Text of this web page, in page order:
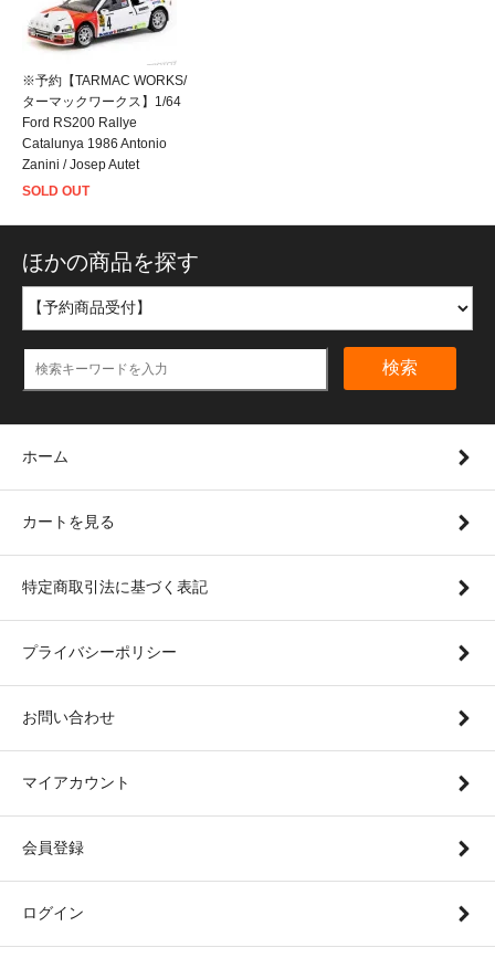
※予約【TARMAC WORKS/
ターマックワークス】1/64
Ford RS200 Rallye
Catalunya 1986 Antonio
Zanini / Josep Autet
SOLD OUT
ほかの商品を探す
検索
ホーム
カートを見る
特定商取引法に基づく表記
プライバシーポリシー
お問い合わせ
マイアカウント
会員登録
ログイン